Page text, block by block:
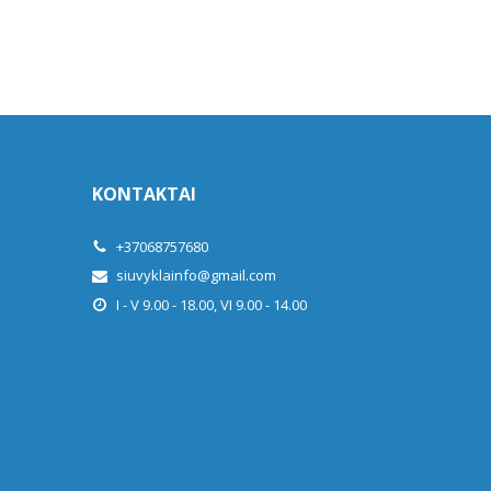
KONTAKTAI
+37068757680
siuvyklainfo@gmail.com
I - V 9.00 - 18.00, VI 9.00 - 14.00